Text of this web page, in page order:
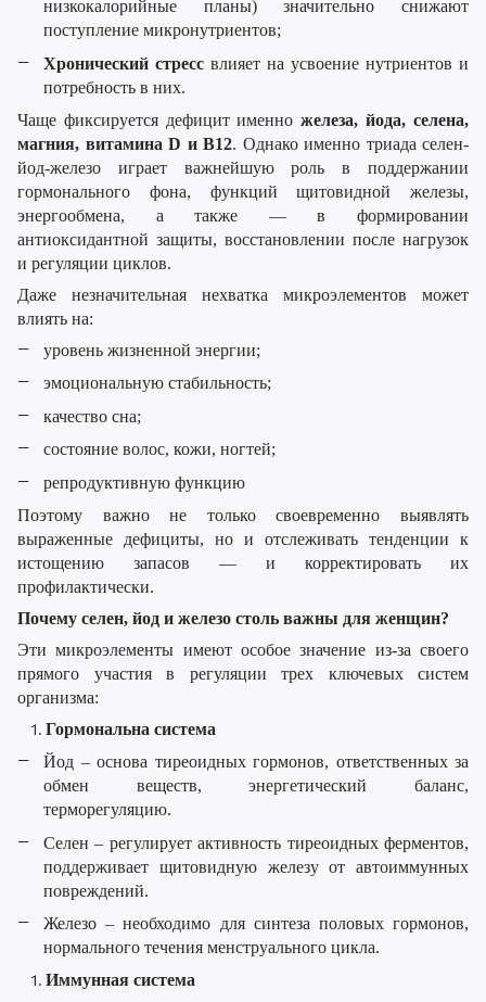
низкокалорийные планы) значительно снижают
поступление микронутриентов;
Хронический стресс влияет на усвоение нутриентов и
потребность в них.
Чаще фиксируется дефицит именножелеза, йода, селена,
магния, витамина D и B12. Однако именно триада селен-
йод-железо играет важнейшую роль в поддержании
гормонального фона, функций щитовидной железы,
энергообмена, а также — в формировании
антиоксидантной защиты, восстановлении после нагрузок
и регуляции циклов.
Даже незначительная нехватка микроэлементов может
влиять на:
уровень жизненной энергии;
эмоциональную стабильность;
качество сна;
состояние волос, кожи, ногтей;
репродуктивную функцию
Поэтому важно не только своевременно выявлять
выраженные дефициты, но и отслеживать тенденции к
истощению запасов — и корректировать их
профилактически.
Почему селен, йод и железо столь важны для женщин?
Эти микроэлементы имеют особое значение из-за своего
прямого участия в регуляции трех ключевых систем
организма:
Гормональна система
Йод – основа тиреоидных гормонов, ответственных за
обмен веществ, энергетический баланс,
терморегуляцию.
Селен – регулирует активность тиреоидных ферментов,
поддерживает щитовидную железу от автоиммунных
повреждений.
Железо – необходимо для синтеза половых гормонов,
нормального течения менструального цикла.
Иммунная система